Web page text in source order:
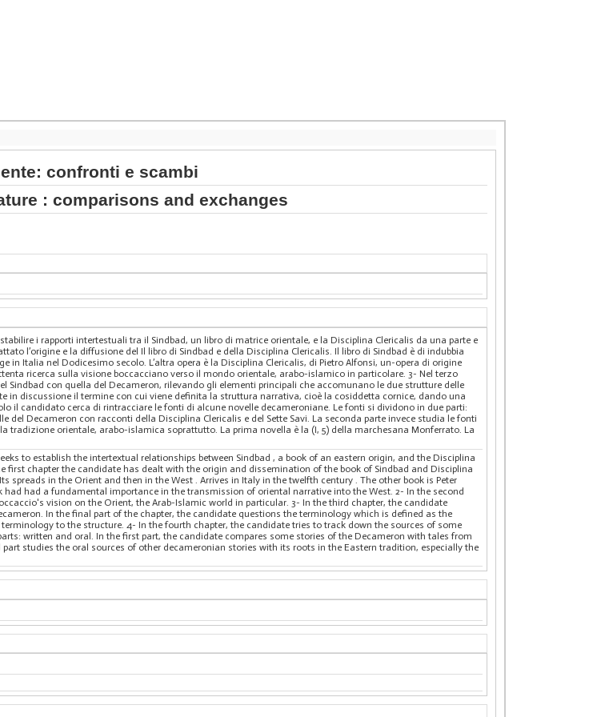
confronti e scambi
: comparisons and exchanges
i rapporti intertestuali tra il Sindbad, un libro di matrice orientale, e la Disciplina Clericalis da una parte e
l’origine e la diffusione del Il libro di Sindbad e della Disciplina Clericalis. Il libro di Sindbad è di indubbia
in Italia nel Dodicesimo secolo. L’altra opera è la Disciplina Clericalis, di Pietro Alfonsi, un-opera di origine
ricerca sulla visione boccacciano verso il mondo orientale, arabo-islamico in particolare. 3- Nel terzo
con quella del Decameron, rilevando gli elementi principali che accomunano le due strutture delle
in discussione il termine con cui viene definita la struttura narrativa, cioè la cosiddetta cornice, dando una
il candidato cerca di rintracciare le fonti di alcune novelle decameroniane. Le fonti si dividono in due parti:
del Decameron con racconti della Disciplina Clericalis e del Sette Savi. La seconda parte invece studia le fonti
tradizione orientale, arabo-islamica soprattutto. La prima novella è la (I, 5) della marchesana Monferrato. La
to establish the intertextual relationships between Sindbad , a book of an eastern origin, and the Disciplina
first chapter the candidate has dealt with the origin and dissemination of the book of Sindbad and Disciplina
spreads in the Orient and then in the West . Arrives in Italy in the twelfth century . The other book is Peter
had a fundamental importance in the transmission of oriental narrative into the West. 2- In the second
vision on the Orient, the Arab-Islamic world in particular. 3- In the third chapter, the candidate
In the final part of the chapter, the candidate questions the terminology which is defined as the
to the structure. 4- In the fourth chapter, the candidate tries to track down the sources of some
written and oral. In the first part, the candidate compares some stories of the Decameron with tales from
part studies the oral sources of other decameronian stories with its roots in the Eastern tradition, especially the